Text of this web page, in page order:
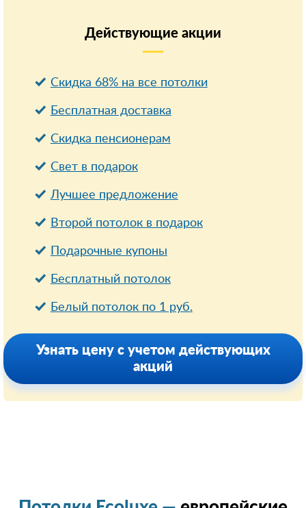
Действующие акции
Скидка 68% на все потолки
Бесплатная доставка
Cкидка пенсионерам
Свет в подарок
Лучшее предложение
Второй потолок в подарок
Подарочные купоны
Бесплатный потолок
Белый потолок по 1 руб.
Узнать цену с учетом действующих
акций